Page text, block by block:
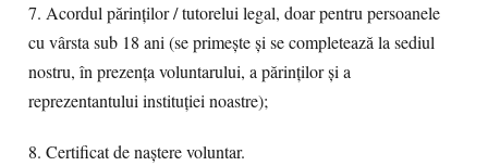
7. Acordul părinţilor / tutorelui legal, doar pentru persoanele
cu vârsta sub 18 ani (se primeşte şi se completează la sediul
nostru, în prezenţa voluntarului, a părinţilor şi a
reprezentantului instituţiei noastre);
8. Certificat de naștere voluntar.